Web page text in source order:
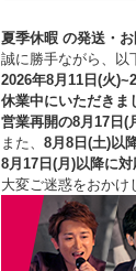
夏季休暇 の発送・
誠に勝手ながら、以
2026年8月11日(火
休業中にいただきま
営業再開の8月17日(
また、 8月8日(土)以
8月17日(月)以降に対
大変ご迷惑をおかけ